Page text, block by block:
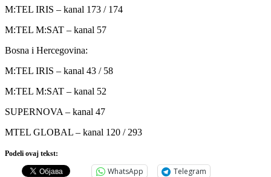
M:TEL IRIS – kanal 173 / 174
M:TEL M:SAT – kanal 57
Bosna i Hercegovina:
M:TEL IRIS – kanal 43 / 58
M:TEL M:SAT – kanal 52
SUPERNOVA – kanal 47
MTEL GLOBAL – kanal 120 / 293
Podeli ovaj tekst:
WhatsApp Telegram